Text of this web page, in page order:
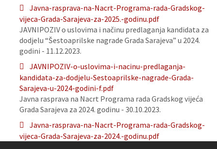
Javna-rasprava-na-Nacrt-Programa-rada-Gradskog-
vijeca-Grada-Sarajeva-za-2025.-godinu.pdf
JAVNIPOZIV o uslovima i načinu predlaganja kandidata za
dodjelu “Šestoaprilske nagrade Grada Sarajeva” u 2024.
godini - 11.12.2023.
JAVNIPOZIV-o-uslovima-i-nacinu-predlaganja-
kandidata-za-dodjelu-Sestoaprilske-nagrade-Grada-
Sarajeva-u-2024-godini-f.pdf
Javna rasprava na Nacrt Programa rada Gradskog vijeća
Grada Sarajeva za 2024. godinu - 30.10.2023.
Javna-rasprava-na-Nacrt-Programa-rada-Gradskog-
vijeca-Grada-Sarajeva-za-2024.-godinu.pdf